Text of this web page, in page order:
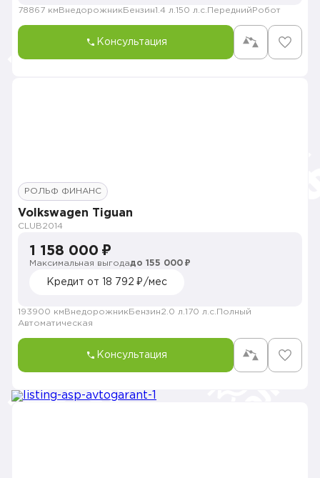
78867 км Внедорожник Бензин1.4 л. 150 л.с. Передний Робот
Консультация
РОЛЬФ ФИНАНС
Volkswagen Tiguan
CLUB2014
1 158 000 ₽
Максимальная выгодадо 155 000 ₽
Кредит от 18 792 ₽/мес
193900 км Внедорожник Бензин2.0 л. 170 л.с. Полный
Автоматическая
Консультация